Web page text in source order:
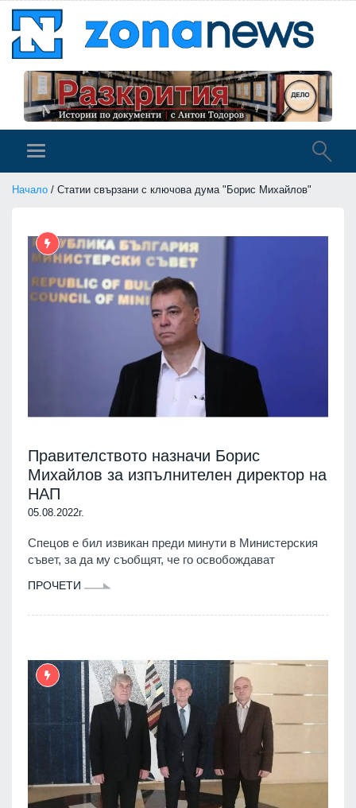
Начало / Статии свързани с ключова дума "Борис Михайлов"
Правителството назначи Борис
Михайлов за изпълнителен директор на
НАП
05.08.2022г.
Спецов е бил извикан преди минути в Министерския
съвет, за да му съобщят, че го освобождават
ПРОЧЕТИ